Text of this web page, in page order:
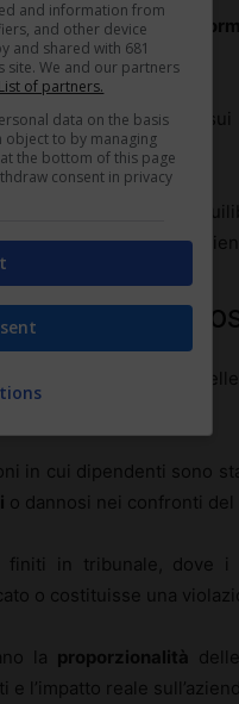
di divulgare
ai commenti
questi confini.
operare in un
stabilità del proprio
di
le conseguenze
in cui dipendenti sono
o dannosi nei confronti
finiti in tribunale, dove i
o costituisse una
la proporzionalità
l’impatto reale
and information from
and other device
and shared with 681
site. We and our partners
List of partners.
data on the basis
object to by managing
the bottom of this page
consent in privacy